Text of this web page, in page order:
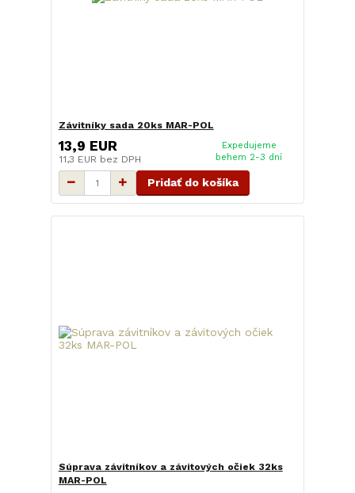
Závitníky sada 20ks MAR-POL
13,9 EUR
11,3 EUR bez DPH
Expedujeme
behem 2-3 dní
Pridať do košíka
Súprava závitníkov a závitových očiek 32ks
MAR-POL